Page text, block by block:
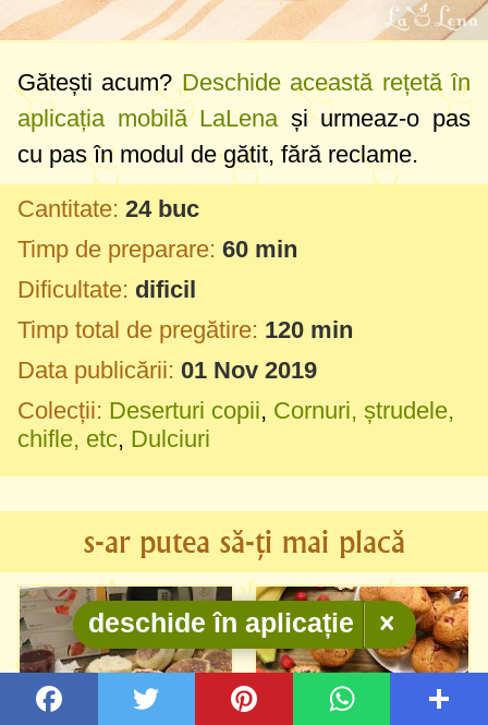
Gătești acum?Deschide această rețetă în
aplicația mobilă LaLenași urmeaz-o pas
cu pas în modul de gătit, fără reclame.
Cantitate: 24 buc
Timp de preparare: 60 min
Dificultate: dificil
Timp total de pregătire: 120 min
Data publicării: 01 Nov 2019
Colecții: Deserturi copii, Cornuri, ștrudele,
chifle, etc, Dulciuri
s-ar putea să-ți mai placă
deschide în aplicație